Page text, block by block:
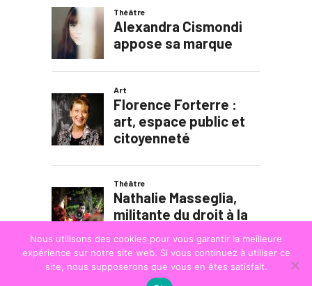
Nous utilisons des cookies pour vous garantir la meilleure
expérience sur notre site web. Si vous continuez à utiliser ce
site, nous supposerons que vous en êtes satisfait.